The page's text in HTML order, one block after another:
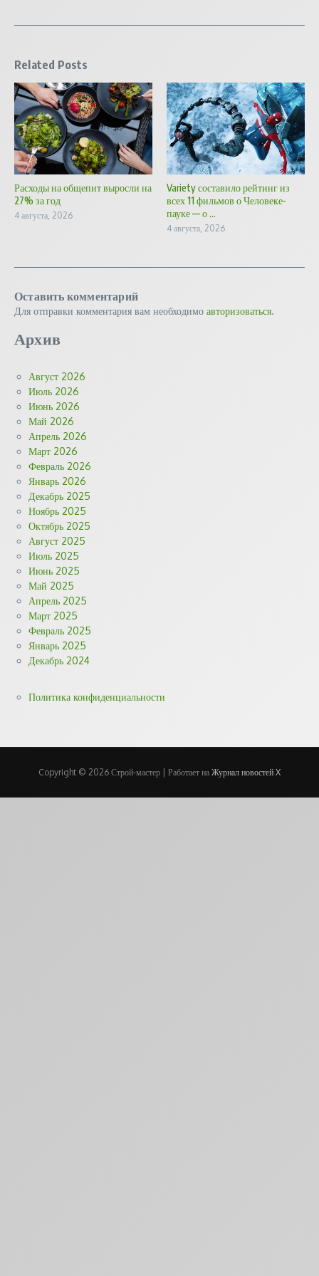
Related Posts
Расходы на общепит выросли на
27% за год
4 августа, 2026
Variety составило рейтинг из
всех 11 фильмов о Человеке-
пауке — о ...
4 августа, 2026
Оставить комментарий
Для отправки комментария вам необходимо авторизоваться.
Архив
Август 2026
Июль 2026
Июнь 2026
Май 2026
Апрель 2026
Март 2026
Февраль 2026
Январь 2026
Декабрь 2025
Ноябрь 2025
Октябрь 2025
Август 2025
Июль 2025
Июнь 2025
Май 2025
Апрель 2025
Март 2025
Февраль 2025
Январь 2025
Декабрь 2024
Политика конфиденциальности
Copyright © 2026 Строй-мастер | Работает на Журнал новостей X